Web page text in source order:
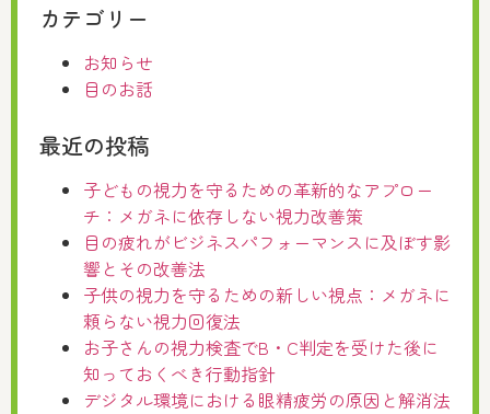
カテゴリー
お知らせ
目のお話
最近の投稿
子どもの視力を守るための革新的なアプロー
チ：メガネに依存しない視力改善策
目の疲れがビジネスパフォーマンスに及ぼす影
響とその改善法
子供の視力を守るための新しい視点：メガネに
頼らない視力回復法
お子さんの視力検査でB・C判定を受けた後に
知っておくべき行動指針
デジタル環境における眼精疲労の原因と解消法